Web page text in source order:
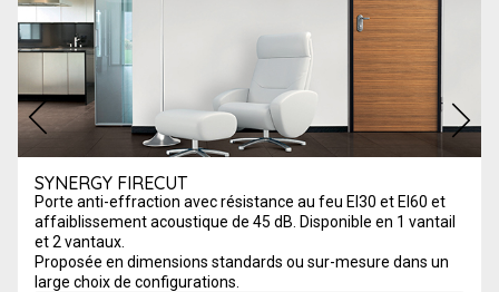
SYNERGY FIRECUT
Porte anti-effraction avec résistance au feu EI30 et EI60 et
affaiblissement acoustique de 45 dB. Disponible en 1 vantail
et 2 vantaux.
Proposée en dimensions standards ou sur-mesure dans un
large choix de configurations.